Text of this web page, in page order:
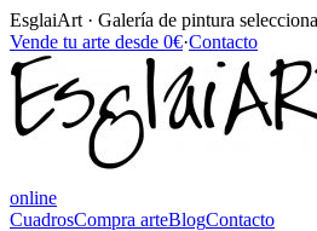
EsglaiArt · Galería de pintura
Vende tu arte desde 0€·Contacto
online
CuadrosCompra arteBlogContacto